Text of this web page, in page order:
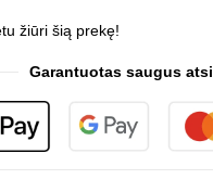
žiūri šią prekę!
Garantuotas saugus